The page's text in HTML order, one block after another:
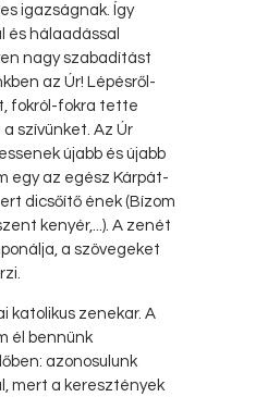
igazságnak. Így
és hálaadással
nagy szabadítást
az Úr! Lépésről-
fokról-fokra tette
szívünket. Az Úr
újabb és újabb
egy az egész Kárpát-
dicsőítő ének (Bízom
kenyér,...). A zenét
a szövegeket
katolikus zenekar. A
él bennünk
azonosulunk
mert a keresztények